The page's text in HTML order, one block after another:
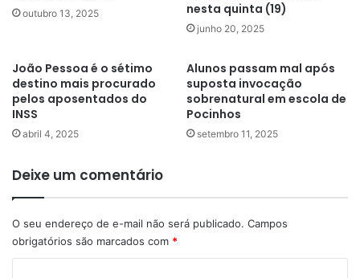
outubro 13, 2025
nesta quinta (19)
junho 20, 2025
João Pessoa é o sétimo
destino mais procurado
pelos aposentados do
INSS
abril 4, 2025
Alunos passam mal após
suposta invocação
sobrenatural em escola de
Pocinhos
setembro 11, 2025
Deixe um comentário
O seu endereço de e-mail não será publicado. Campos
obrigatórios são marcados com *